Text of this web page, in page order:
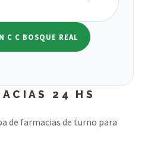
C C BOSQUE REAL
24 HS
de farmacias de turno para